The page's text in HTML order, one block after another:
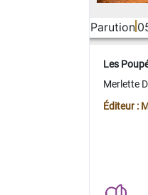
Parution
Les
Merlette
Éditeur :